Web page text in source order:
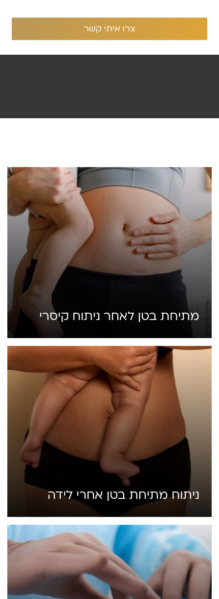
מתיחת בטן לאחר ניתוח קיסרי
ניתוח מתיחת בטן אחרי לידה